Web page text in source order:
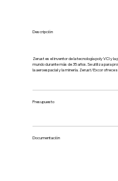
Descripción
Zerust es el inventor de la tecnología poly VCI y
mundo durante más de 35 años. Se utiliza para
la aeroespacial y la minería. Zerust/Excor ofrece
Presupuesto
Documentación